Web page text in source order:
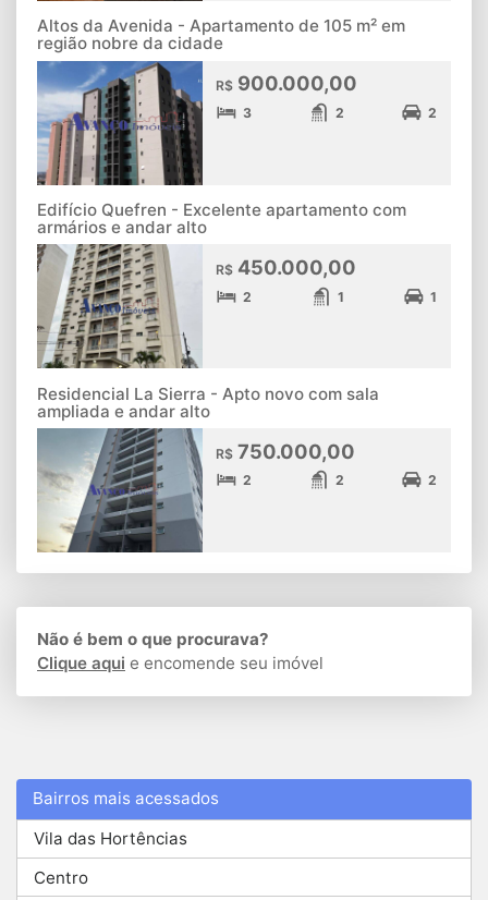
Altos da Avenida - Apartamento de 105 m² em
região nobre da cidade
R$ 900.000,00
3 2 2
Edifício Quefren - Excelente apartamento com
armários e andar alto
R$ 450.000,00
2 1 1
Residencial La Sierra - Apto novo com sala
ampliada e andar alto
R$ 750.000,00
2 2 2
Não é bem o que procurava?
Clique aqui e encomende seu imóvel
Bairros mais acessados
Vila das Hortências
Centro